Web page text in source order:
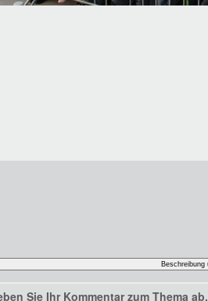
Sie Ihr Kommentar zum Thema ab.